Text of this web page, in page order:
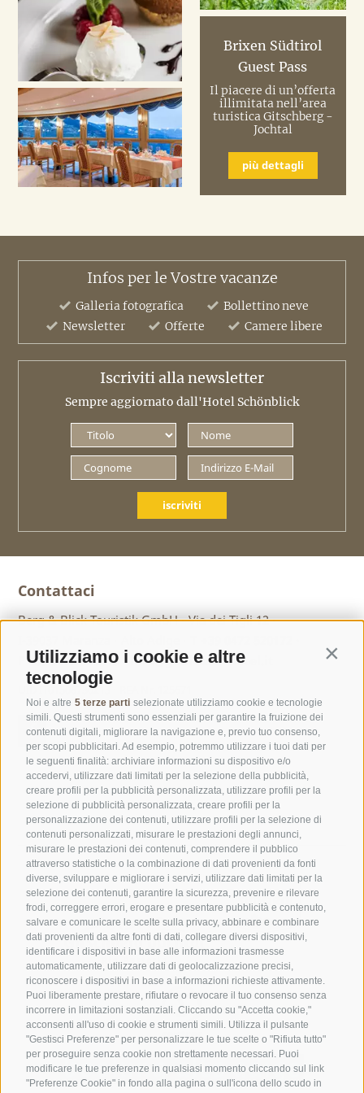
Utilizziamo i cookie e altre
tecnologie
Noi e altre 5 terze parti selezionate utilizziamo cookie e tecnologie
simili. Questi strumenti sono essenziali per garantire la fruizione dei
contenuti digitali, migliorare la navigazione e, previo tuo consenso,
per scopi pubblicitari. Ad esempio, potremmo utilizzare i tuoi dati per
le seguenti finalità: archiviare informazioni su dispositivo e/o
accedervi, utilizzare dati limitati per la selezione della pubblicità,
creare profili per la pubblicità personalizzata, utilizzare profili per la
selezione di pubblicità personalizzata, creare profili per la
personalizzazione dei contenuti, utilizzare profili per la selezione di
contenuti personalizzati, misurare le prestazioni degli annunci,
misurare le prestazioni dei contenuti, comprendere il pubblico
attraverso statistiche o la combinazione di dati provenienti da fonti
diverse, sviluppare e migliorare i servizi, utilizzare dati limitati per la
selezione dei contenuti, garantire la sicurezza, prevenire e rilevare
frodi, correggere errori, erogare e presentare pubblicità e contenuto,
salvare e comunicare le scelte sulla privacy, abbinare e combinare
dati provenienti da altre fonti di dati, collegare diversi dispositivi,
identificare i dispositivi in base alle informazioni trasmesse
automaticamente, utilizzare dati di geolocalizzazione precisi,
riconoscere i dispositivi in base a informazioni richieste attivamente.
Puoi liberamente prestare, rifiutare o revocare il tuo consenso senza
incorrere in limitazioni sostanziali. Cliccando su "Accetta cookie,"
acconsenti all'uso di cookie e strumenti simili. Utilizza il pulsante
"Gestisci Preferenze" per personalizzare le tue scelte o "Rifiuta tutto"
per proseguire senza cookie non strettamente necessari. Puoi
modificare le tue preferenze in qualsiasi momento cliccando sul link
"Preferenze Cookie" in fondo alla pagina o sull'icona dello scudo in
Brixen Südtirol
Guest Pass
Il piacere di un’offerta
illimitata nell’area
turistica Gitschberg -
Jochtal
più dettagli
Infos per le Vostre vacanze
Galleria fotografica
Bollettino neve
Newsletter
Offerte Camere libere
Iscriviti alla newsletter
Sempre aggiornato dall'Hotel Schönblick
iscriviti
Contattaci
Berg & Blick Touristik GmbH · Via dei Tigli 12 ·
F +39 0472 520313 · info@geniesser-hotel.it
UID IT01508730213 ·